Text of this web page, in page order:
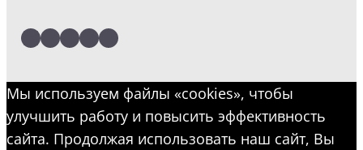
LinkedIn
Facebook
Twitter
Instagram
YouTube
Мы используем файлы «cookies», чтобы
улучшить работу и повысить эффективность
сайта. Продолжая использовать наш сайт, Вы